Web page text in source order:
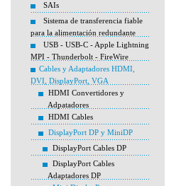
SAIs
Sistema de transferencia fiable
para la alimentación redundante
USB - USB-C - Apple Lightning
MPI - Thunderbolt - FireWire
Cables y Adaptadores HDMI,
DVI, DisplayPort, VGA
HDMI Convertidores y
Adpatadores
HDMI Cables
DisplayPort DP y MiniDP
DisplayPort Cables DP
DisplayPort Cables
Adaptadores DP